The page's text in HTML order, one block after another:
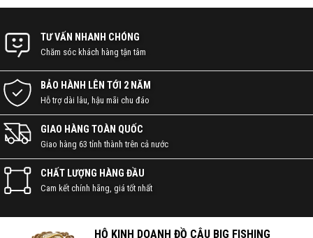
TƯ VẤN NHANH CHÓNG
Chăm sóc khách hàng tận tâm
BẢO HÀNH LÊN TỚI 2 NĂM
Hỗ trợ dài lâu, hậu mãi chu đáo
GIAO HÀNG TOÀN QUỐC
Giao hàng 63 tỉnh thành trên cả nước
CHẤT LƯỢNG HÀNG ĐẦU
Cam kết chính hãng, giá tốt nhất
HỘ KINH DOANH ĐỒ CÂU BIG FISHING